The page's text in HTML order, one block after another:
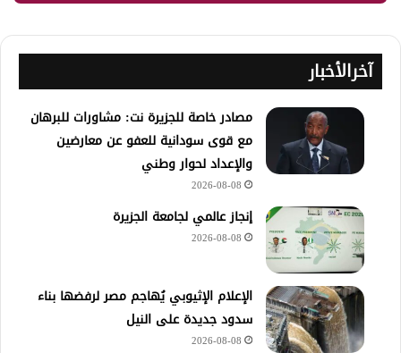
آخرالأخبار
مصادر خاصة للجزيرة نت: مشاورات للبرهان
مع قوى سودانية للعفو عن معارضين
والإعداد لحوار وطني
2026-08-08
إنجاز عالمي لجامعة الجزيرة
2026-08-08
الإعلام الإثيوبي يُهاجم مصر لرفضها بناء
سدود جديدة على النيل
2026-08-08